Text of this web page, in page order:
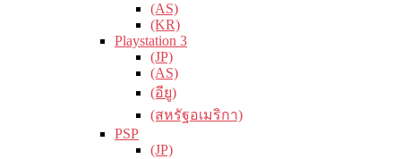
(AS)
(KR)
Playstation 3
(JP)
(AS)
(อียู)
(สหรัฐอเมริกา)
PSP
(JP)